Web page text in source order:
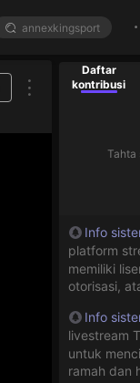
Daftar
kontribusi
Tahta
Info
platform
memiliki
otorisasi,
Info
livestream
untuk
ramah dan